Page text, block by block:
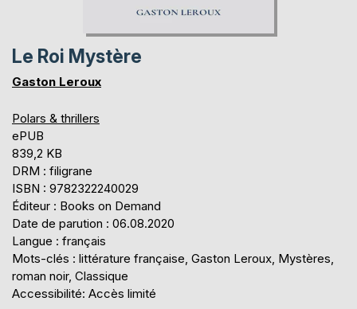
Le Roi Mystère
Gaston Leroux
Polars & thrillers
ePUB
839,2 KB
DRM : filigrane
ISBN : 9782322240029
Éditeur : Books on Demand
Date de parution : 06.08.2020
Langue : français
Mots-clés : littérature française, Gaston Leroux, Mystères,
roman noir, Classique
Accessibilité: Accès limité